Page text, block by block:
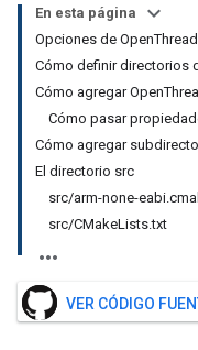
En esta página
Opciones de
Cómo definir directorios
Cómo agregar
Cómo pasar
Cómo agregar
El directorio src
src/arm-none-
src/CMakeLists.txt
VER CÓDIGO